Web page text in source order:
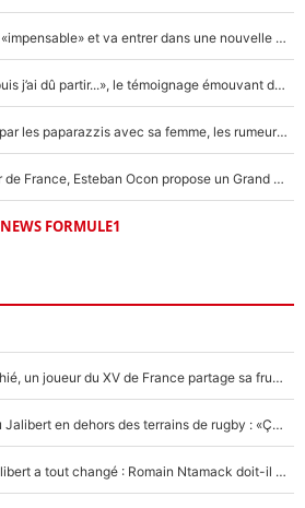
F1 - Alpine signe un accord «impensable» et va entrer dans une nouvelle dimension : Grande nouvelle pour Pierre Gasly !
F1 : « Je lui ai fait un câlin, puis j’ai dû partir...», le témoignage émouvant de Max Verstappen sur sa fille
F1 : Charles Leclerc surpris par les paparazzis avec sa femme, les rumeurs étaient vraies !
Comme pour le final du Tour de France, Esteban Ocon propose un Grand Prix de Formule 1 à Paris : «Autour de l’Arc de Triomphe, ce serait génial» !
NEWS FORMULE1
Mis de côté par Fabien Galthié, un joueur du XV de France partage sa frustration : «ils ne me l’ont pas dit tout de suite»
La raison d'être de Matthieu Jalibert en dehors des terrains de rugby : «Ça m'atteint autant que si tu touches à un membre de ma famille»
XV de France - Matthieu Jalibert a tout changé : Romain Ntamack doit-il s’inquiéter pour sa place à un an de la Coupe du monde ?